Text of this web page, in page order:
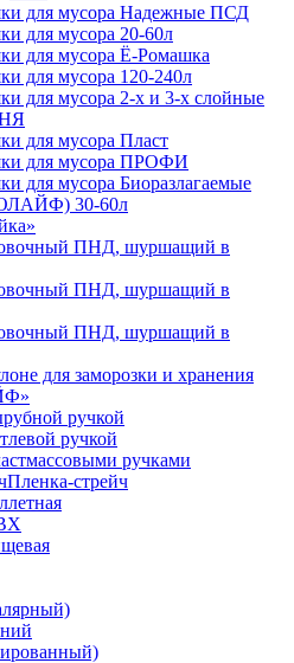
для мусора Надежные ПСД
для мусора 20-60л
для мусора Ё-Ромашка
для мусора 120-240л
для мусора 2-х и 3-х слойные
для мусора Пласт
для мусора ПРОФИ
для мусора Биоразлагаемые
30-60л
ПНД, шуршащий в
ПНД, шуршащий в
ПНД, шуршащий в
для заморозки и хранения
ручкой
ручкой
ручками
Пленка-стрейч